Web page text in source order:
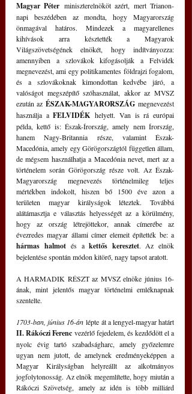
Magyar Péter miniszterelnököt azért, mert Trianon-
napi beszédében az mondta, hogy Magyarország
önmagával határos. Mindezek a magyarellenes
kihívások arra késztették a Magyarok
Világszövetségének elnökét, hogy indítványozza:
amennyiben a szlovákok kifogásolják a Felvidék
megnevezést, ami egy politikamentes földrajzi fogalom,
és a szlovákoknak kimondottan kedvébe járó, a
valóságot megszépítő szóhasználat, akkor az MVSZ
ezután az ÉSZAK-MAGYARORSZÁG megnevezést
használja a FELVIDÉK helyett. Van is rá európai
példa, kettő is: Észak-Írország, amely nem Írország,
hanem Nagy-Britannia része, valamint Észak-
Macedónia, amely egy Görögországtól független állam,
de mégsem használhatja a Macedónia nevet, mert az a
történelem során Görögország része volt. Az Észak-
Magyarország megnevezés történelmileg teljes
mértékben indokolt, hiszen bő 1500 éve azon a
területen magyar királyságok léteztek. Továbbá
alátámasztja e választás helyességét az a körülmény,
hogy az ország létrejöttekor, annak címerébe az
hármas halmot és a kettős keresztet. Az elnök
bejelentése spontán módon kitörő, nagy tapsot aratott.
A HARMADIK RÉSZT az MVSZ elnöke június 16-
ának, mint jelentős magyar történelmi emléknapnak
szentelte.
1703-ban, június 16-án
II. Rákóczi Ferenc vezérlő fejedelem, és kezdődött el a
nyolc évig tartó szabadságharc, amely győzelemre
ugyan nem jutott, de amelynek eredményeképpen a
Magyar Királyságban helyreállt az alkotmányos
jogfolytonosság. Az elnök megemlítette, hogy miután a
Rákóczi Szövetség, amely az idén is több milliárd